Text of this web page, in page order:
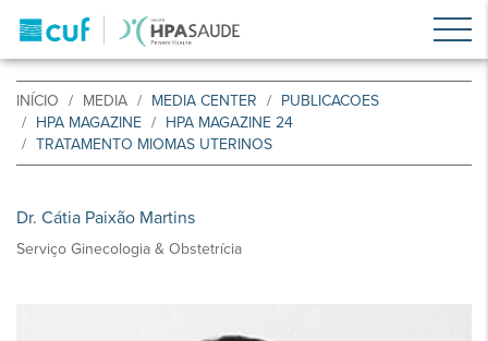
INÍCIO MEDIA MEDIA CENTER
PUBLICACOES
HPA MAGAZINE
HPA MAGAZINE 24
TRATAMENTO MIOMAS UTERINOS
Dr. Cátia Paixão Martins
Serviço Ginecologia & Obstetrícia